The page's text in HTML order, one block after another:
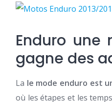
Enduro une
gagne des
La le mode enduro est
où les étapes et les